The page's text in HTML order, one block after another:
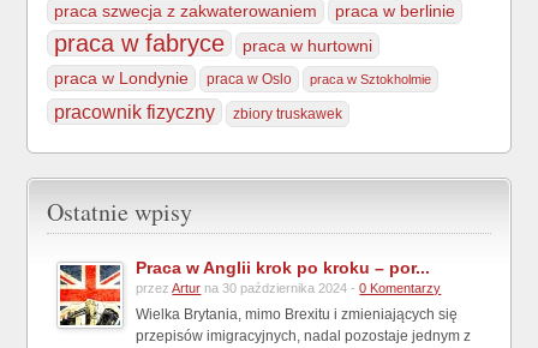
praca szwecja z zakwaterowaniem praca w berlinie
praca w fabryce
praca w hurtowni
praca w Londynie
praca w Oslo praca w Sztokholmie
pracownik fizyczny zbiory truskawek
Ostatnie wpisy
Praca w Anglii krok po kroku – por...
przezArtur na 30 października 2024 -0 Komentarzy
Wielka Brytania, mimo Brexitu i zmieniających się
przepisów imigracyjnych, nadal pozostaje jednym z